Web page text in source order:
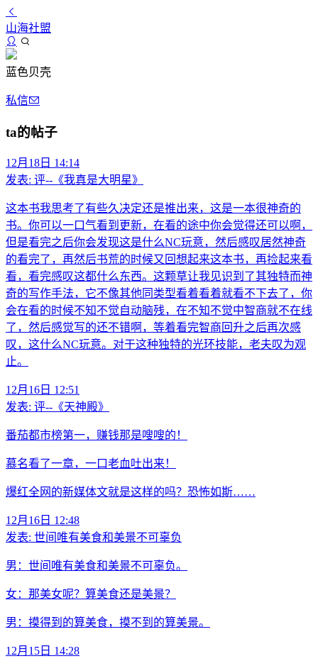
山海社盟
蓝色贝壳
私信
ta的帖子
12月18日 14:14
发表: 评--《我真是大明星》
这本书我思考了有些久决定还是推出来，这是一本很神奇的
书。你可以一口气看到更新，在看的途中你会觉得还可以啊，
但是看完之后你会发现这是什么NC玩意，然后感叹居然神奇
的看完了，再然后书荒的时候又回想起来这本书，再捡起来看
看，看完感叹这都什么东西。这颗草让我见识到了其独特而神
奇的写作手法，它不像其他同类型看着看着就看不下去了，你
会在看的时候不知不觉自动脑残，在不知不觉中智商就不在线
了，然后感觉写的还不错啊，等着看完智商回升之后再次感
叹，这什么NC玩意。对于这种独特的光环技能，老夫叹为观
止。
12月16日 12:51
发表: 评--《天神殿》
番茄都市榜第一，赚钱那是嗖嗖的！
慕名看了一章，一口老血吐出来！
爆红全网的新媒体文就是这样的吗？恐怖如斯……
12月16日 12:48
发表: 世间唯有美食和美景不可辜负
男：世间唯有美食和美景不可辜负。
女：那美女呢？算美食还是美景？
男：摸得到的算美食，摸不到的算美景。
12月15日 14:28